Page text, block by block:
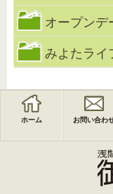
オープンデ
みよたライ
ホーム お問い合わ